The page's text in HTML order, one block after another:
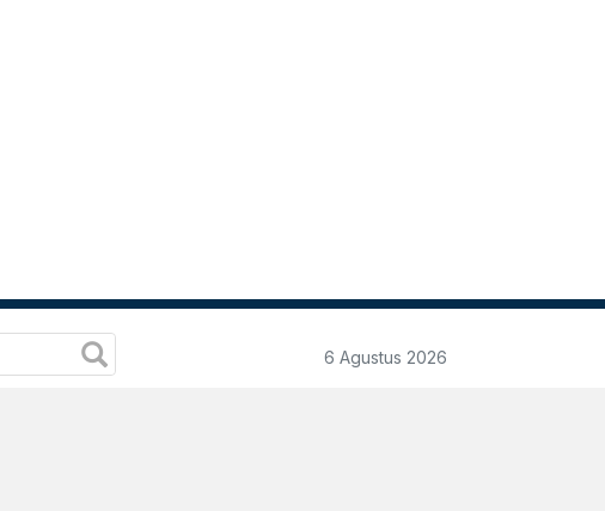
6 Agustus 2026